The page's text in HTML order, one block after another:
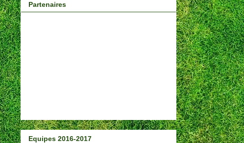
Partenaires
Equipes 2016-2017